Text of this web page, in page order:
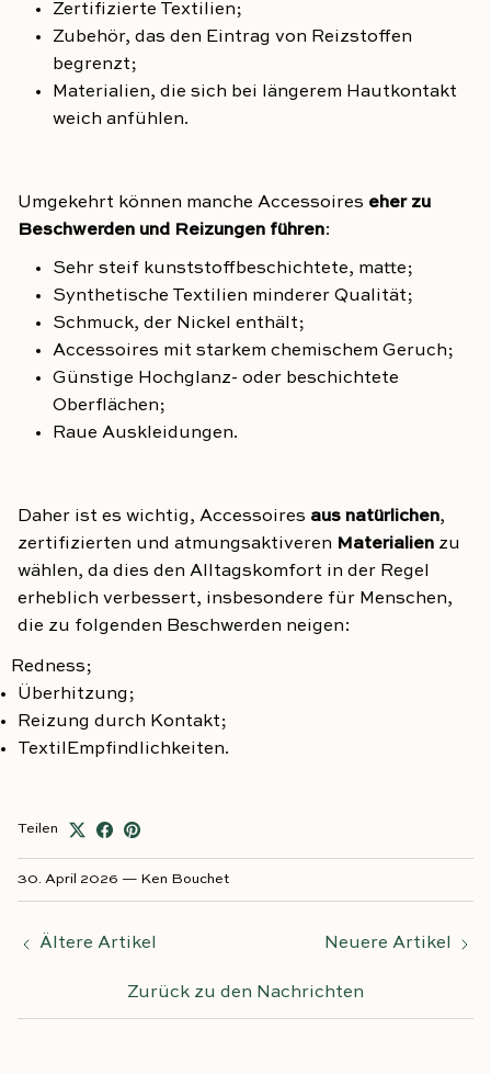
Zertifizierte Textilien;
Zubehör, das den Eintrag von Reizstoffen
begrenzt;
Materialien, die sich bei längerem Hautkontakt
weich anfühlen.
Umgekehrt können manche Accessoires eher zu
Beschwerden und Reizungen führen:
Sehr steif kunststoffbeschichtete, matte;
Synthetische Textilien minderer Qualität;
Schmuck, der Nickel enthält;
Accessoires mit starkem chemischem Geruch;
Günstige Hochglanz- oder beschichtete
Oberflächen;
Raue Auskleidungen.
Daher ist es wichtig, Accessoires aus natürlichen,
zertifizierten und atmungsaktiveren Materialien zu
wählen, da dies den Alltagskomfort in der Regel
erheblich verbessert, insbesondere für Menschen,
die zu folgenden Beschwerden neigen:
Redness;
Überhitzung;
Reizung durch Kontakt;
TextilEmpfindlichkeiten.
Teilen
30. April 2026 — Ken Bouchet
Ältere Artikel
Zurück zu den Nachrichten
Neuere Artikel